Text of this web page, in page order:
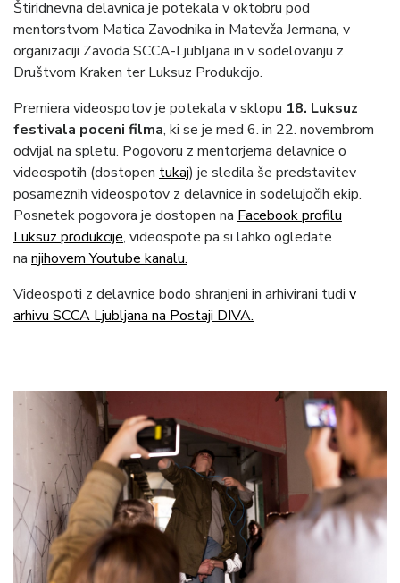
Štiridnevna delavnica je potekala v oktobru pod
mentorstvom Matica Zavodnika in Matevža Jermana, v
organizaciji Zavoda SCCA-Ljubljana in v sodelovanju z
Društvom Kraken ter Luksuz Produkcijo.
Premiera videospotov je potekala v sklopu 18. Luksuz
festivala poceni filma, ki se je med 6. in 22. novembrom
odvijal na spletu. Pogovoru z mentorjema delavnice o
videospotih (dostopen tukaj) je sledila še predstavitev
posameznih videospotov z delavnice in sodelujočih ekip.
Posnetek pogovora je dostopen na Facebook profilu
Luksuz produkcije, videospote pa si lahko ogledate
na njihovem Youtube kanalu.
Videospoti z delavnice bodo shranjeni in arhivirani tudi v
arhivu SCCA Ljubljana na Postaji DIVA.